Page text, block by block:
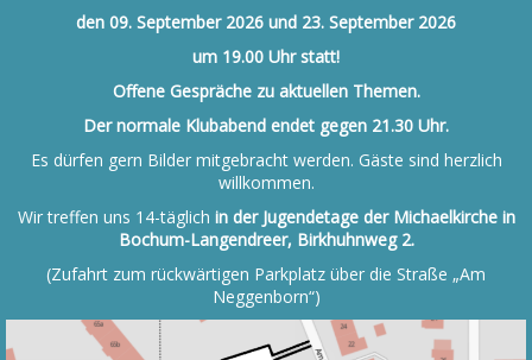
den 09. September 2026 und 23. September 2026
um 19.00 Uhr statt!
Offene Gespräche zu aktuellen Themen.
Der normale Klubabend endet gegen 21.30 Uhr.
Es dürfen gern Bilder mitgebracht werden. Gäste sind herzlich
willkommen.
Wir treffen uns 14-täglich in der Jugendetage der Michaelkirche in
Bochum-Langendreer, Birkhuhnweg 2.
(Zufahrt zum rückwärtigen Parkplatz über die Straße „Am
Neggenborn“)